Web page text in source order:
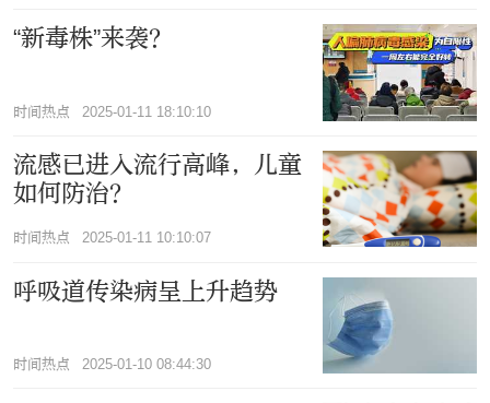
“新毒株”来袭？
时间热点 2025-01-11 18:10:10
流感已进入流行高峰，儿童
如何防治？
时间热点 2025-01-11 10:10:07
呼吸道传染病呈上升趋势
时间热点 2025-01-10 08:44:30